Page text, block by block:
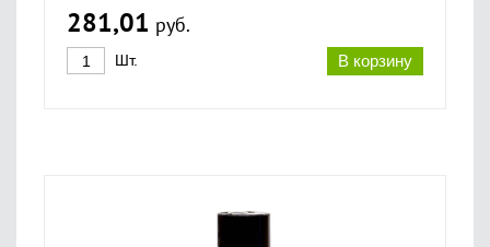
281,01 руб.
В корзину
Шт.